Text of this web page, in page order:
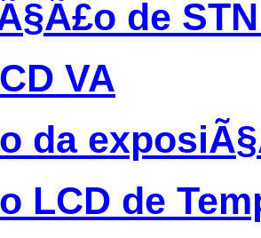
de
VA
da
LCD de